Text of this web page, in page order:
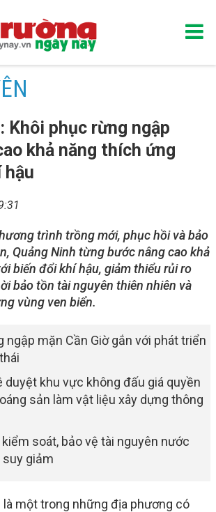
Khôi phục rừng ngập
khả năng thích ứng
hậu
trình trồng mới, phục hồi và bảo
Quảng Ninh từng bước nâng cao khả
biến đổi khí hậu, giảm thiểu rủi ro
bảo tồn tài nguyên thiên nhiên và
vùng ven biển.
ngập mặn Cần Giờ gắn với phát triển
duyệt khu vực không đấu giá quyền
sản làm vật liệu xây dựng thông
soát, bảo vệ tài nguyên nước
giảm
là một trong những địa phương có